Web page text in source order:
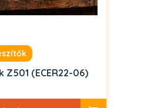
Z501 (ECER22-06)